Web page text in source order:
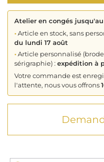
Atelier en congés jusqu'au
•Article en stock, sans
du lundi 17 août
•Article personnalisé
sérigraphie) : expédition à
Votre commande est
l'attente, nous vous offrons